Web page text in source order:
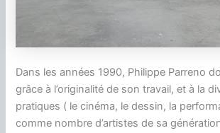
Dans les années 1990, Philippe Parreno
grâce à l’originalité de son travail, et à la
pratiques ( le cinéma, le dessin, la
comme nombre d’artistes de sa